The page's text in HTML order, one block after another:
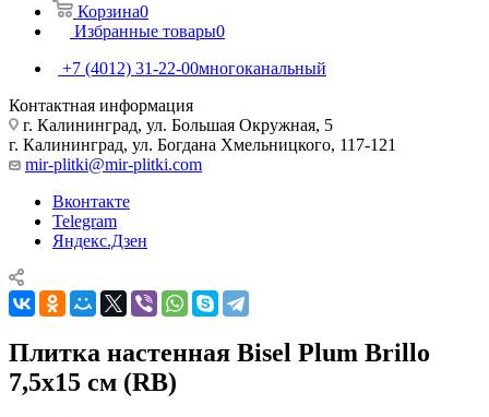
Корзина0
Избранные товары0
+7 (4012) 31-22-00многоканальный
Контактная информация
г. Калининград, ул. Большая Окружная, 5
г. Калининград, ул. Богдана Хмельницкого, 117-121
mir-plitki@mir-plitki.com
Вконтакте
Telegram
Яндекс.Дзен
Плитка настенная Bisel Plum Brillo
7,5x15 см (RB)